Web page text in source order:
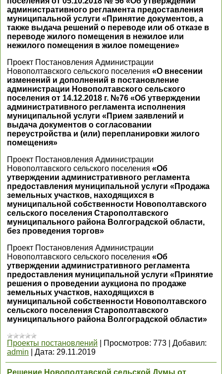
административного регламента предоставления
муниципальной услуги «Принятие документов, а
также выдача решений о переводе или об отказе в
переводе жилого помещения в нежилое или
нежилого помещения в жилое помещение»
Проект Постановления Администрации
Новополтавского сельского поселения «О внесении
изменений и дополнений в постановление
администрации Новополтавского сельского
поселения от 14.12.2018 г. №76 «Об утверждении
административного регламента исполнения
муниципальной услуги «Прием заявлений и
выдача документов о согласовании
переустройства и (или) перепланировки жилого
помещения»
Проект Постановления Администрации
Новополтавского сельского поселения «Об
утверждении административного регламента
предоставления муниципальной услуги «Продажа
земельных участков, находящихся в
муниципальной собственности Новополтавского
сельского поселения Старополтавского
муниципального района Волгоградской области,
без проведения торгов»
Проект Постановления Администрации
Новополтавского сельского поселения «Об
утверждении административного регламента
предоставления муниципальной услуги «Принятие
решения о проведении аукциона по продаже
земельных участков, находящихся в
муниципальной собственности Новополтавского
сельского поселения Старополтавского
муниципального района Волгоградской области»
Проекты постановлений Просмотров: 773
Добавил:
admin
Дата: 29.11.2019
Решение Новополтавской сельской Думы от